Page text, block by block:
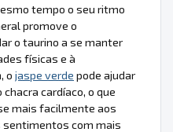
tempo o seu ritmo
promove o
o taurino a se manter
físicas e à
o jaspe verde pode ajudar
cardíaco, o que
mais facilmente aos
sentimentos com mais